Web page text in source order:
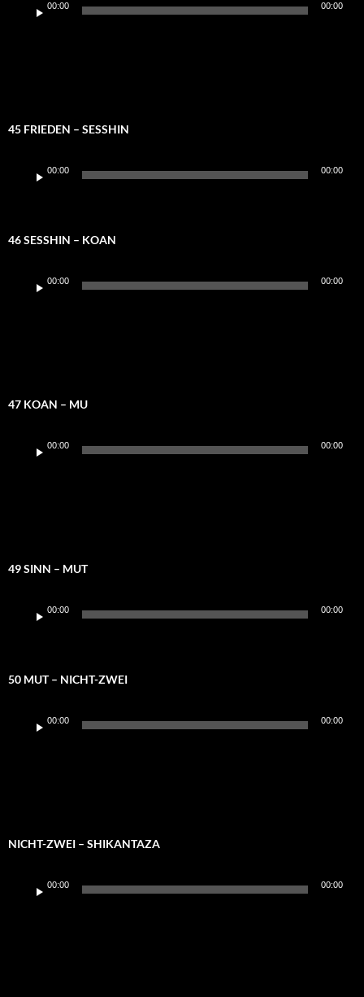
Player
00:00 00:00
45 FRIEDEN – SESSHIN
Player
00:00 00:00
46 SESSHIN – KOAN
Player
00:00 00:00
47 KOAN – MU
Player
00:00 00:00
49 SINN – MUT
Player
00:00 00:00
50 MUT – NICHT-ZWEI
Player
00:00 00:00
NICHT-ZWEI – SHIKANTAZA
Player
00:00 00:00